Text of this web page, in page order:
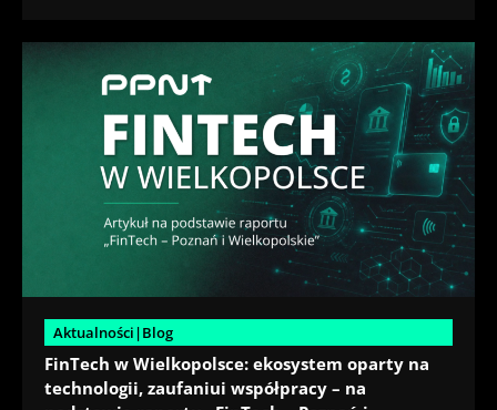
Aktualności|Blog
FinTech w Wielkopolsce: ekosystem oparty na
technologii, zaufaniui współpracy – na